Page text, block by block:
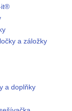
it®
a záložky
a doplňky